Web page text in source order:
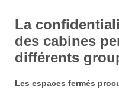
La
des cabines
différents
Les espaces fermés